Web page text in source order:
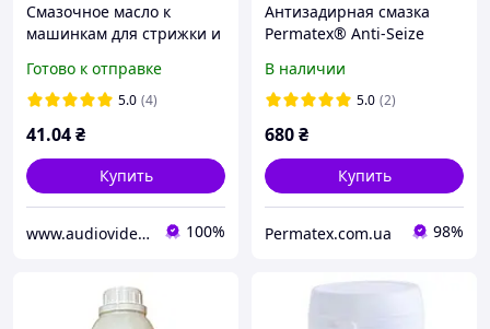
Смазочное масло к
машинкам для стрижки и
Готово к отправке
5.0 (4)
41.04₴
Купить
www.audiovideomag.com.ua 100%
Антизадирная смазка
Permatex® Anti-Seize
Loctite Anti-Seize
В наличии
5.0 (2)
680₴
Купить
Permatex.com.ua 98%